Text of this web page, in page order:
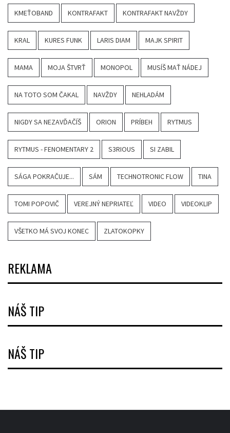
KMEŤOBAND KONTRAFAKT KONTRAFAKT NAVŽDY
KRAL KURES FUNK LARIS DIAM MAJK SPIRIT
MAMA MOJA ŠTVRŤ MONOPOL MUSÍŠ MAŤ NÁDEJ
NA TOTO SOM ČAKAL NAVŽDY NEHLADÁM
NIGDY SA NEZAVĎAČÍŠ ORION PRÍBEH RYTMUS
RYTMUS - FENOMENTARY 2 S3RIOUS SI ZABIL
SÁGA POKRAČUJE... SÁM TECHNOTRONIC FLOW TINA
TOMI POPOVIČ VEREJNÝ NEPRIATEĽ VIDEO VIDEOKLIP
VŠETKO MÁ SVOJ KONEC ZLATOKOPKY
REKLAMA
NÁŠ TIP
NÁŠ TIP